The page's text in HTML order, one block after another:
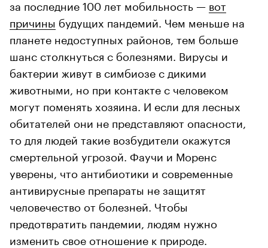
за последние 100 лет мобильность — вот
причины будущих пандемий. Чем меньше на
планете недоступных районов, тем больше
шанс столкнуться с болезнями. Вирусы и
бактерии живут в симбиозе с дикими
животными, но при контакте с человеком
могут поменять хозяина. И если для лесных
обитателей они не представляют опасности,
то для людей такие возбудители окажутся
смертельной угрозой. Фаучи и Моренс
уверены, что антибиотики и современные
антивирусные препараты не защитят
человечество от болезней. Чтобы
предотвратить пандемии, людям нужно
изменить свое отношение к природе.